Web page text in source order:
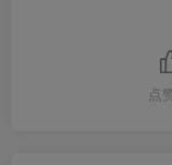
点赞